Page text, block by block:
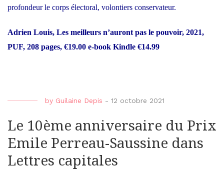
profondeur le corps électoral, volontiers conservateur.
Adrien Louis, Les meilleurs n’auront pas le pouvoir, 2021,
PUF, 208 pages, €19.00 e-book Kindle €14.99
by Guilaine Depis - 12 octobre 2021
Le 10ème anniversaire du Prix
Emile Perreau-Saussine dans
Lettres capitales